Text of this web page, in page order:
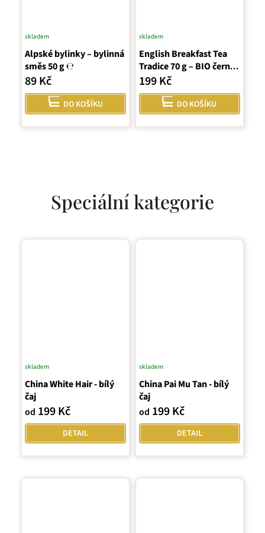
Alpské bylinky – bylinná
směs 50 g ℮
Průměrné
hodnocení
produktu
je
5,0
z
5
skladem
89 Kč
DO KOŠÍKU
English Breakfast Tea
Tradice 70 g – BIO černý
čaj
skladem
199 Kč
DO KOŠÍKU
Speciální kategorie
China White Hair - bílý
čaj
skladem
od 199 Kč
DETAIL
China Pai Mu Tan - bílý
čaj
skladem
od 199 Kč
DETAIL